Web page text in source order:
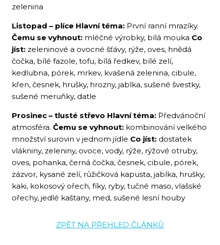
zelenina
Listopad – plíce Hlavní téma: První ranní mrazíky.
Čemu se vyhnout: mléčné výrobky, bílá mouka Co
jíst: zeleninové a ovocné šťávy, rýže, oves, hnědá
čočka, bílé fazole, tofu, bílá ředkev, bílé zelí,
kedlubna, pórek, mrkev, kvašená zelenina, cibule,
křen, česnek, hrušky, hrozny, jablka, sušené švestky,
sušené meruňky, datle
Prosinec – tlusté střevo Hlavní téma: Předvánoční
atmosféra. Čemu se vyhnout: kombinování velkého
množství surovin v jednom jídle Co jíst: dostatek
vlákniny, zeleniny, ovoce, vody, rýže, rýžové otruby,
oves, pohanka, černá čočka, česnek, cibule, pórek,
zázvor, kysané zelí, růžičková kapusta, jablka, hrušky,
kaki, kokosový ořech, fíky, ryby, tučné maso, vlašské
ořechy, jedlé kaštany, med, sušené lesní houby
ZPĚT NA PŘEHLED ČLÁNKŮ